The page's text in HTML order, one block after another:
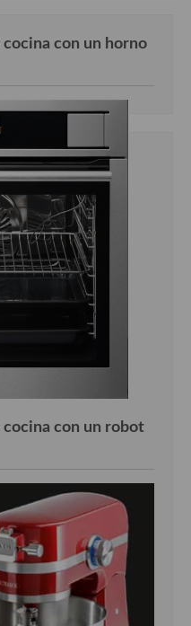
cocina con un horno
cocina con un robot